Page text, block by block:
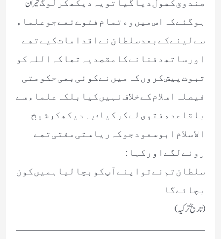
ﺻﻨﺪﻭﻕ ﮐﮭﻮﻝ ﺩﯾﺎ ﮔﯿﺎ ﺗﻮ ﯾﮧ ﺩﯾﮑﮫ ﮐﺮ ﻟﻮﮒ حیران
ﮨﻮ ﮔﺌﮯ ﮐﮧ ﺍﺱ ﻣﯿﮟ ﻭﮦ ﺗﻤﺎﻡ ﻓﺘﻮﮮ ﺗﮭﮯ ﺟﻮ ﻋﻠﻤﺎﺀ
ﺳﮯ ﻟﯿﻨﮯ ﮐﮯ ﺑﻌﺪ ﺳﻠﻄﺎﻥ ﻧﮯﺍﻗﺪﺍﻣﺎﺕ ﮐﯿﮯ ﺗﮭﮯ
ﺍﻭﺭ ﺳﺎﺗﮫ ﺩﻓﻨﺎﻧﮯ ﮐﺎ ﻣﻘﺼﺪ ﯾﮧ ﺗﮭﺎ ﮐﮧ ﺍﻟﻠﮧ ﮐﻮ
ﺛﺒﻮﺕ ﭘﯿﺶ ﮐﺮﻭﮞ ﮐﮧ ﻣﯿﮟ ﻧﮯ ﮐﻮﺋﯽ ﺑﮭﯽ ﺣﮑﻮﻣﺘﯽ
ﻓﯿﺼﻠﮧ ﺍﺳﻼﻡ ﮐﮯ ﺧﻼﻑ ﻧﮩﯿﮟ ﮐﯿﺎ ﺑﻠﮑﮧ ﻋﻠﻤﺎﺀ ﺳﮯ
ﺑﺎﻗﺎﻋﺪﮦ ﻓﺘﻮﯼ ﻟﮯ ﮐﺮ ﮐﯿﺎ ، ﯾﮧ ﺩﯾﮑﮫ ﮐﺮ ﺷﯿﺦ
ﺍﻻﺳﻼﻡ ﺍﺑﻮ ﺳﻌﻮﺩ ﺟﻮ ﮐﮧ ﺭﯾﺎﺳﺘﯽ ﻣﻔﺘﯽ ﺗﮭﮯ
ﺭﻭﻧﮯ ﻟﮕﮯ ﺍﻭﺭ ﮐﮩﺎ :
ﺳﻠﻄﺎﻥ ﺗﻢ ﻧﮯ ﺗﻮ ﺍﭘﻨﮯ ﺁﭖ ﮐﻮ ﺑﭽﺎ ﻟﯿﺎ ﮨﻤﯿﮟ ﮐﻮﻥ
ﺑﭽﺎﺋﮯ ﮔﺎ
(تاریخ ترکیہ)
ــــــــــــــــــــــــــــــــ